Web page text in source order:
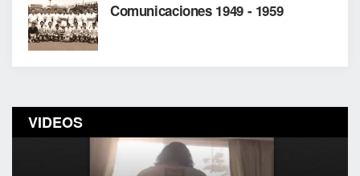
Comunicaciones 1949 - 1959
VIDEOS